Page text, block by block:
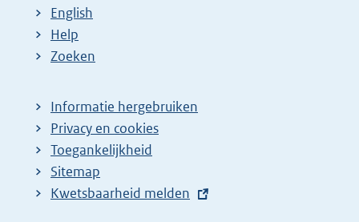
English
Help
Zoeken
Informatie hergebruiken
Privacy en cookies
Toegankelijkheid
Sitemap
E
Kwetsbaarheid melden